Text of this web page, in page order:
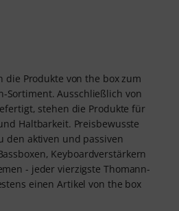
die Produkte von the box zum
Sortiment. Ausschließlich von
stehen die Produkte für
Haltbarkeit. Preisbewusste
den aktiven und passiven
Keyboardverstärkern
- jeder vierzigste Thomann-
einen Artikel von the box